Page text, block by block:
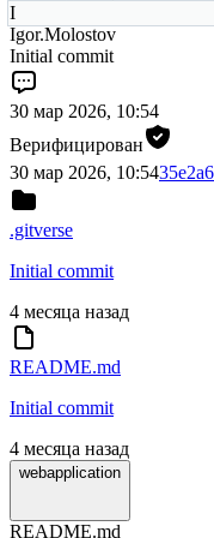
I
Igor.Molostov
Initial commit
30 мар 2026, 10:54
Верифицирован
30 мар 2026, 10:54
.gitverse
Initial commit
4 месяца назад
README.md
Initial commit
4 месяца назад
webapplication
README.md